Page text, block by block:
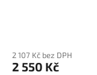
2 107 Kč bez DPH
2 550 Kč